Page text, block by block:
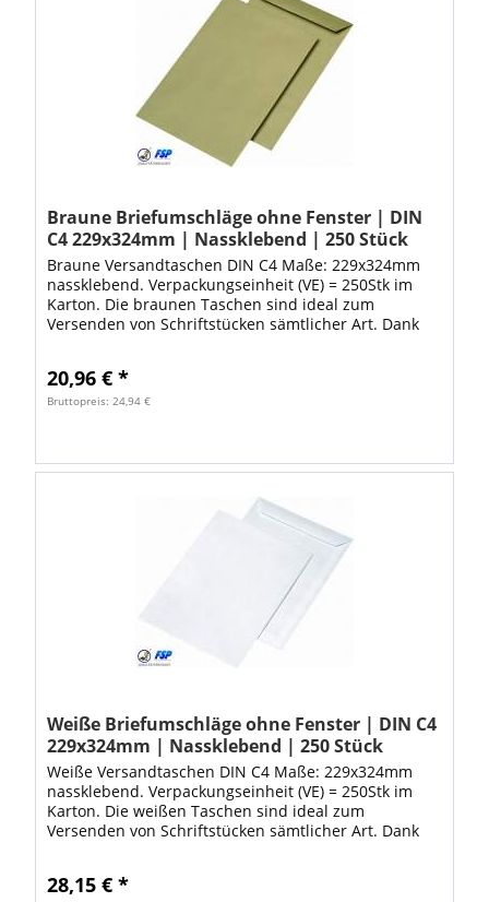
Braune Briefumschläge ohne Fenster | DIN
C4 229x324mm | Nassklebend | 250 Stück
Braune Versandtaschen DIN C4 Maße: 229x324mm
nassklebend. Verpackungseinheit (VE) = 250Stk im
Karton. Die braunen Taschen sind ideal zum
Versenden von Schriftstücken sämtlicher Art. Dank
20,96 € *
Bruttopreis: 24,94 €
Weiße Briefumschläge ohne Fenster | DIN C4
229x324mm | Nassklebend | 250 Stück
Weiße Versandtaschen DIN C4 Maße: 229x324mm
nassklebend. Verpackungseinheit (VE) = 250Stk im
Karton. Die weißen Taschen sind ideal zum
Versenden von Schriftstücken sämtlicher Art. Dank
28,15 € *